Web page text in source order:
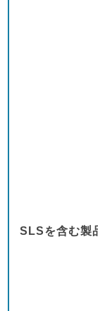
SLSを含む製